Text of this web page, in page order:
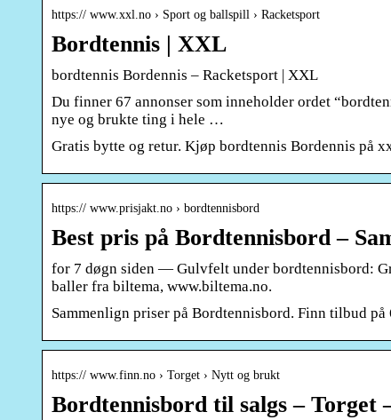
https:// www.xxl.no › Sport og ballspill › Racketsport
Bordtennis | XXL
bordtennis Bordennis – Racketsport | XXL
Du finner 67 annonser som inneholder ordet
nye og brukte ting i hele …
Gratis bytte og retur. Kjøp bordtennis Bordennis på
https:// www.prisjakt.no › bordtennisbord
Best pris på Bordtennisbord –
for 7 døgn siden — Gulvfelt under bordtennisbord:
baller fra biltema, www.biltema.no.
Sammenlign priser på Bordtennisbord. Finn tilbud
https:// www.finn.no › Torget › Nytt og brukt
Bordtennisbord til salgs – Torget